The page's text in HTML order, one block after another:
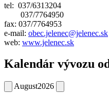
tel: 037/6313204
037/7764950
fax: 037/7764953
e-mail: obec.jelenec@jelenec.sk
web: www.jelenec.sk
Kalendár vývozu
August2026